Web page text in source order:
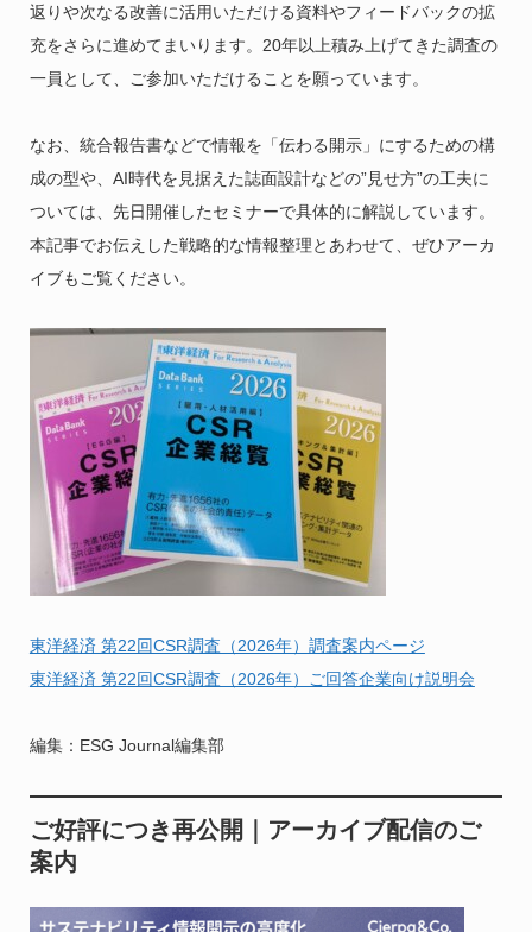
返りや次なる改善に活用いただける資料やフィードバックの拡
充をさらに進めてまいります。20年以上積み上げてきた調査の
一員として、ご参加いただけることを願っています。
なお、統合報告書などで情報を「伝わる開示」にするための構
成の型や、AI時代を見据えた誌面設計などの”見せ方”の工夫に
ついては、先日開催したセミナーで具体的に解説しています。
本記事でお伝えした戦略的な情報整理とあわせて、ぜひアーカ
イブもご覧ください。
東洋経済 第22回CSR調査（2026年）調査案内ページ
東洋経済 第22回CSR調査（2026年）ご回答企業向け説明会
編集：ESG Journal編集部
ご好評につき再公開｜アーカイブ配信のご
案内